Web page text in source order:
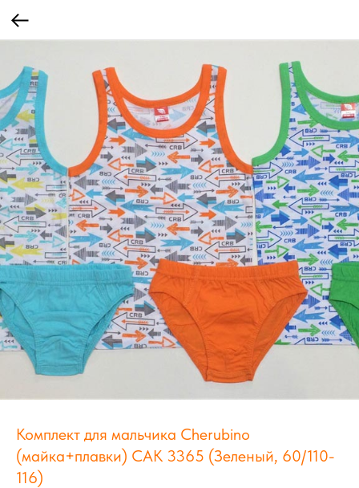
Комплект для мальчика Cherubino
(майка+плавки) CAK 3365 (Зеленый, 60/110-
116)